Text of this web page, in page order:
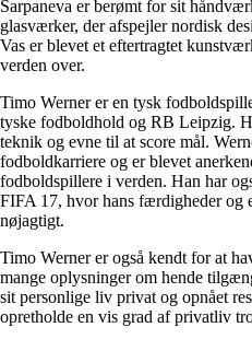
Sarpaneva er berømt for sit
glasværker, der afspejler nordisk
Vas er blevet et eftertragtet
verden over.
Timo Werner er en tysk
tyske fodboldhold og RB Leipzig.
teknik og evne til at score mål.
fodboldkarriere og er blevet
fodboldspillere i verden. Han har
FIFA 17, hvor hans færdigheder og
nøjagtigt.
Timo Werner er også kendt for at
mange oplysninger om hende
sit personlige liv privat og opnået
opretholde en vis grad af privatliv